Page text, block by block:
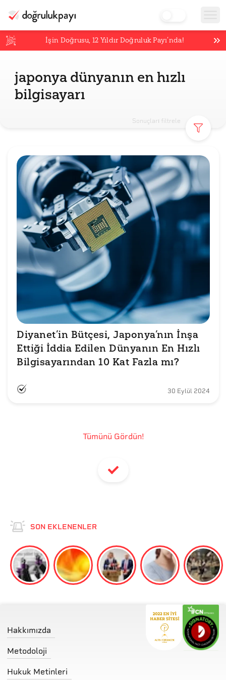
İşin Doğrusu,12 Yıldır Doğruluk Payı’nda!
japonya dünyanın en hızlı
bilgisayarı
Sonuçları filtrele
Diyanet’in Bütçesi, Japonya’nın İnşa
Ettiği İddia Edilen Dünyanın En Hızlı
Bilgisayarından 10 Kat Fazla mı?
30 Eylül 2024
Tümünü Gördün!
SON EKLENENLER
Hakkımızda
Metodoloji
Hukuk Metinleri